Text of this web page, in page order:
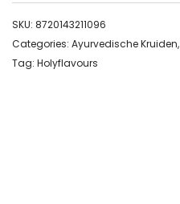
SKU: 8720143211096
Categories: Ayurvedische Kruiden,
Tag: Holyflavours